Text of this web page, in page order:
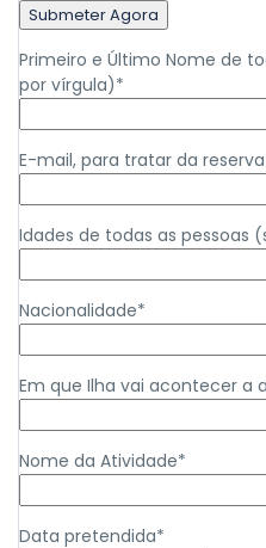
Primeiro e Último Nome de
por vírgula)*
E-mail, para tratar da
Idades de todas as pessoas
Nacionalidade*
Em que Ilha vai acontecer a
Nome da Atividade*
Data pretendida*